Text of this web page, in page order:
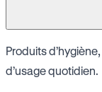
Produits
d’usage quotidien.